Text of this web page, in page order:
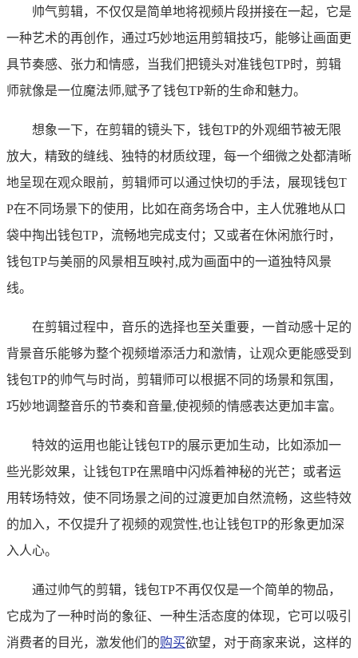
帅气剪辑，不仅仅是简单地将视频片段拼接在一起，它是
一种艺术的再创作，通过巧妙地运用剪辑技巧，能够让画面更
具节奏感、张力和情感，当我们把镜头对准钱包TP时，剪辑
师就像是一位魔法师,赋予了钱包TP新的生命和魅力。
想象一下，在剪辑的镜头下，钱包TP的外观细节被无限
放大，精致的缝线、独特的材质纹理，每一个细微之处都清晰
地呈现在观众眼前，剪辑师可以通过快切的手法，展现钱包T
P在不同场景下的使用，比如在商务场合中，主人优雅地从口
袋中掏出钱包TP，流畅地完成支付；又或者在休闲旅行时，
钱包TP与美丽的风景相互映衬,成为画面中的一道独特风景
线。
在剪辑过程中，音乐的选择也至关重要，一首动感十足的
背景音乐能够为整个视频增添活力和激情，让观众更能感受到
钱包TP的帅气与时尚，剪辑师可以根据不同的场景和氛围，
巧妙地调整音乐的节奏和音量,使视频的情感表达更加丰富。
特效的运用也能让钱包TP的展示更加生动，比如添加一
些光影效果，让钱包TP在黑暗中闪烁着神秘的光芒；或者运
用转场特效，使不同场景之间的过渡更加自然流畅，这些特效
的加入，不仅提升了视频的观赏性,也让钱包TP的形象更加深
入人心。
通过帅气的剪辑，钱包TP不再仅仅是一个简单的物品，
它成为了一种时尚的象征、一种生活态度的体现，它可以吸引
消费者的目光，激发他们的购买欲望，对于商家来说，这样的